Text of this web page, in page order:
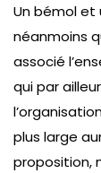
Un bémol et
néanmoins
associé
qui par
plus large
proposition,